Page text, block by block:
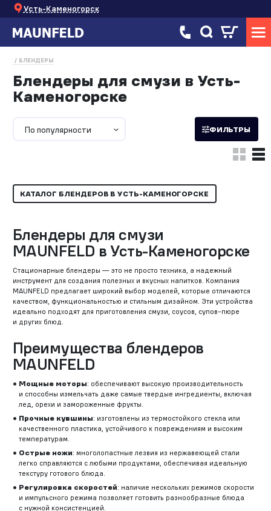
Усть-Каменогорск
БЛЕНДЕРЫ
Блендеры для смузи в Усть-
Каменогорске
По популярности ФИЛЬТРЫ
КАТАЛОГ БЛЕНДЕРОВ В УСТЬ-КАМЕНОГОРСКЕ
Блендеры для смузи
MAUNFELD в Усть-Каменогорске
Стационарные блендеры — это не просто техника, а надежный
инструмент для создания полезных и вкусных напитков. Компания
MAUNFELD предлагает широкий выбор моделей, которые отличаются
качеством, функциональностью и стильным дизайном. Эти устройства
идеально подходят для приготовления смузи, соусов, супов-пюре
и других блюд.
Преимущества блендеров
MAUNFELD
Мощные моторы: обеспечивают высокую производительность
и способны измельчать даже самые твердые ингредиенты, включая
лед, орехи и замороженные фрукты.
Прочные кувшины: изготовлены из термостойкого стекла или
качественного пластика, устойчивого к повреждениям и высоким
температурам.
Острые ножи: многолопастные лезвия из нержавеющей стали
легко справляются с любыми продуктами, обеспечивая идеальную
текстуру готового блюда.
Регулировка скоростей: наличие нескольких режимов скорости
и импульсного режима позволяет готовить разнообразные блюда
с нужной консистенцией.